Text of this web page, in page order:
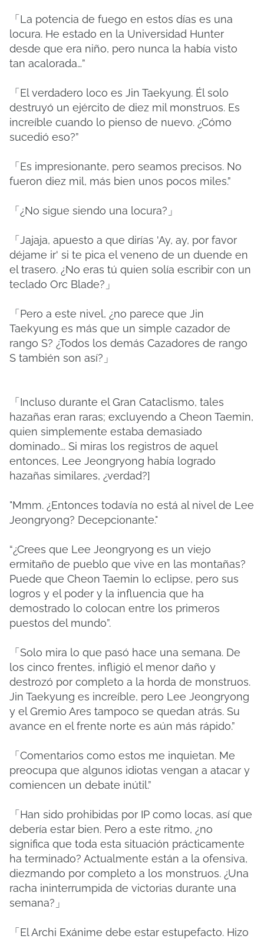
「La potencia de fuego en estos días es una
locura. He estado en la Universidad Hunter
desde que era niño, pero nunca la había visto
tan acalorada…”
「El verdadero loco es Jin Taekyung. Él solo
destruyó un ejército de diez mil monstruos. Es
increíble cuando lo pienso de nuevo. ¿Cómo
sucedió eso?”
「Es impresionante, pero seamos precisos. No
fueron diez mil, más bien unos pocos miles.”
「¿No sigue siendo una locura?」
「Jajaja, apuesto a que dirías 'Ay, ay, por favor
déjame ir' si te pica el veneno de un duende en
el trasero. ¿No eras tú quien solía escribir con un
teclado Orc Blade?」
「Pero a este nivel, ¿no parece que Jin
Taekyung es más que un simple cazador de
rango S? ¿Todos los demás Cazadores de rango
S también son así?」
「Incluso durante el Gran Cataclismo, tales
hazañas eran raras; excluyendo a Cheon Taemin,
quien simplemente estaba demasiado
dominado... Si miras los registros de aquel
entonces, Lee Jeongryong había logrado
hazañas similares, ¿verdad?]
"Mmm. ¿Entonces todavía no está al nivel de Lee
Jeongryong? Decepcionante."
“¿Crees que Lee Jeongryong es un viejo
ermitaño de pueblo que vive en las montañas?
Puede que Cheon Taemin lo eclipse, pero sus
logros y el poder y la influencia que ha
demostrado lo colocan entre los primeros
puestos del mundo”.
「Solo mira lo que pasó hace una semana. De
los cinco frentes, infligió el menor daño y
destrozó por completo a la horda de monstruos.
Jin Taekyung es increíble, pero Lee Jeongryong
y el Gremio Ares tampoco se quedan atrás. Su
avance en el frente norte es aún más rápido.”
「Comentarios como estos me inquietan. Me
preocupa que algunos idiotas vengan a atacar y
comiencen un debate inútil.”
「Han sido prohibidas por IP como locas, así que
debería estar bien. Pero a este ritmo, ¿no
significa que toda esta situación prácticamente
ha terminado? Actualmente están a la ofensiva,
diezmando por completo a los monstruos. ¿Una
racha ininterrumpida de victorias durante una
semana?」
「El Archi Exánime debe estar estupefacto. Hizo